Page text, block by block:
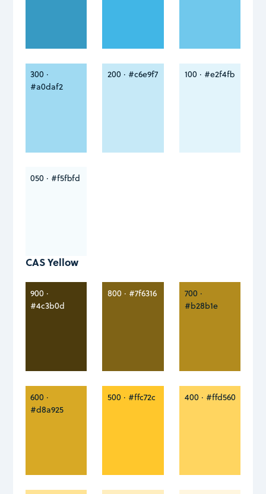
300 ·
#a0daf2
200 · #c6e9f7 100 · #e2f4fb
050 · #f5fbfd
CAS Yellow
900 ·
#4c3b0d
800 · #7f6316
700 ·
#b28b1e
600 ·
#d8a925
500 · #ffc72c 400 · #ffd560